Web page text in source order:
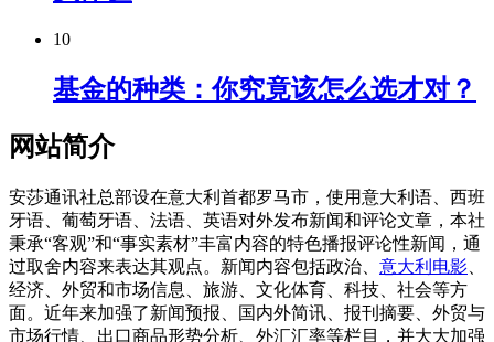
10
基金的种类：你究竟该怎么选才对？
网站简介
安莎通讯社总部设在意大利首都罗马市，使用意大利语、西班
牙语、葡萄牙语、法语、英语对外发布新闻和评论文章，本社
秉承“客观”和“事实素材”丰富内容的特色播报评论性新闻，通
过取舍内容来表达其观点。新闻内容包括政治、 意大利电影
经济、外贸和市场信息、旅游、文化体育、科技、社会等方
面。近年来加强了新闻预报、国内外简讯、报刊摘要、外贸与
市场行情、出口商品形势分析、外汇汇率等栏目，并大大加强